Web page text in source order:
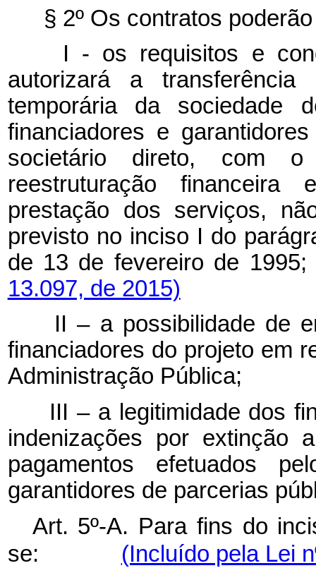
§ 2º Os contratos
I - os requisitos e
autorizará a
temporária da sociedade
financiadores e
societário direto, com
reestruturação
prestação dos serviços,
previsto no inciso I do
de 13 de fevereiro de
13.097, de 2015)
II – a possibilidade de
financiadores do projeto em
Administração Pública;
III – a legitimidade dos
indenizações por extinção
pagamentos efetuados
garantidores de parcerias
Art. 5º-A. Para fins do
se: (Incluído pela Lei